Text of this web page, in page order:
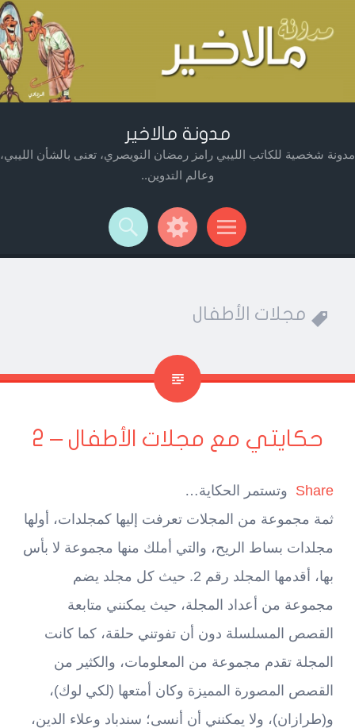
مدونة مالاخير
مدونة شخصية للكاتب الليبي رامز رمضان النويصري، تعنى بالشأن الليبي،
وعالم التدوين..
Menu
Widgets
Search
مجلات الأطفال
حكايتي مع مجلات الأطفال – 2
Share وتستمر الحكاية…
ثمة مجموعة من المجلات تعرفت إليها كمجلدات، أولها
مجلدات بساط الريح، والتي أملك منها مجموعة لا بأس
بها، أقدمها المجلد رقم 2. حيث كل مجلد يضم
مجموعة من أعداد المجلة، حيث يمكنني متابعة
القصص المسلسلة دون أن تفوتني حلقة، كما كانت
المجلة تقدم مجموعة من المعلومات، والكثير من
القصص المصورة المميزة وكان أمتعها (لكي لوك)،
و(طرازان)، ولا يمكنني أن أنسى؛ سندباد وعلاء الدين،